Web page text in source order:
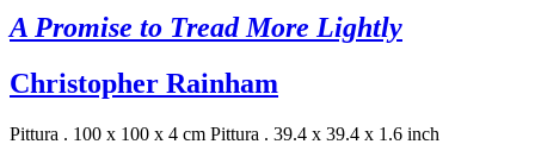
A Promise to Tread More Lightly
Christopher Rainham
Pittura . 100 x 100 x 4 cm Pittura . 39.4 x 39.4 x 1.6 inch